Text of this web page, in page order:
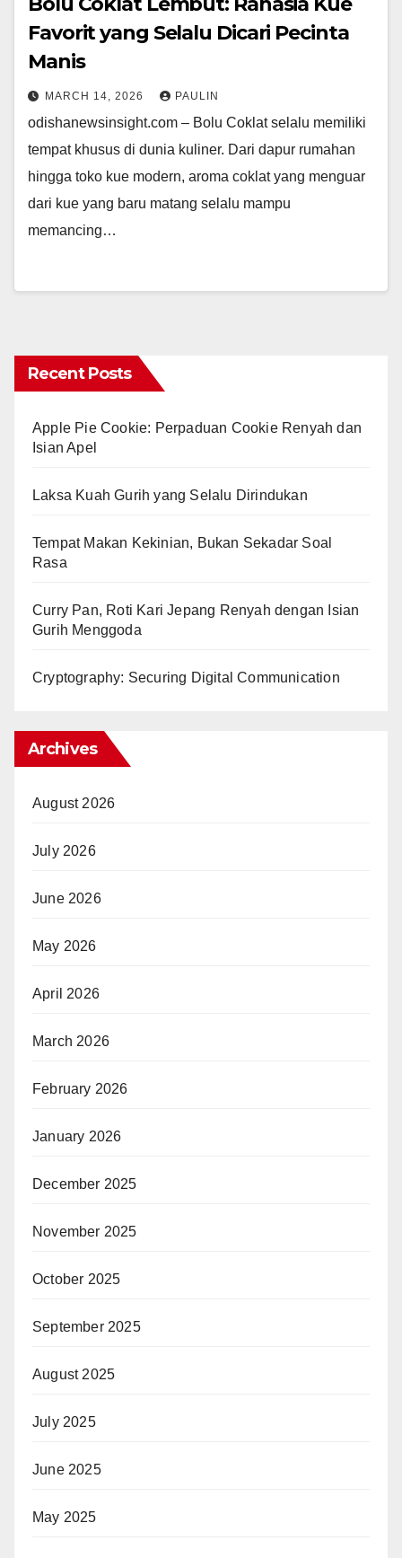
Favorit yang Selalu Dicari Pecinta
Manis
MARCH 14, 2026 PAULIN
odishanewsinsight.com – Bolu Coklat selalu memiliki
tempat khusus di dunia kuliner. Dari dapur rumahan
hingga toko kue modern, aroma coklat yang menguar
dari kue yang baru matang selalu mampu
memancing…
Recent Posts
Apple Pie Cookie: Perpaduan Cookie Renyah dan
Isian Apel
Laksa Kuah Gurih yang Selalu Dirindukan
Tempat Makan Kekinian, Bukan Sekadar Soal
Rasa
Curry Pan, Roti Kari Jepang Renyah dengan Isian
Gurih Menggoda
Cryptography: Securing Digital Communication
Archives
August 2026
July 2026
June 2026
May 2026
April 2026
March 2026
February 2026
January 2026
December 2025
November 2025
October 2025
September 2025
August 2025
July 2025
June 2025
May 2025